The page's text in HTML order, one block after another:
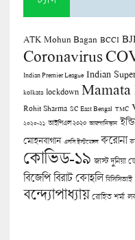
ATK Mohun Bagan BCCI
Coronavirus
Indian Premier League Indian
kolkata lockdown Mamata
Rohit Sharma SC East Bengal TMC
২০২০-২১ আইপিএল ২০২০ আফগানিস্তান
মোহনবাগান এসসি ইস্টবেঙ্গল করোনা
কোভিড-১৯ জাস্ট দুনিয়া
বিজেপি বিরাট কোহলি বিসিসিআই
বন্দ্যোপাধ্যায় রোহিত শর্মা